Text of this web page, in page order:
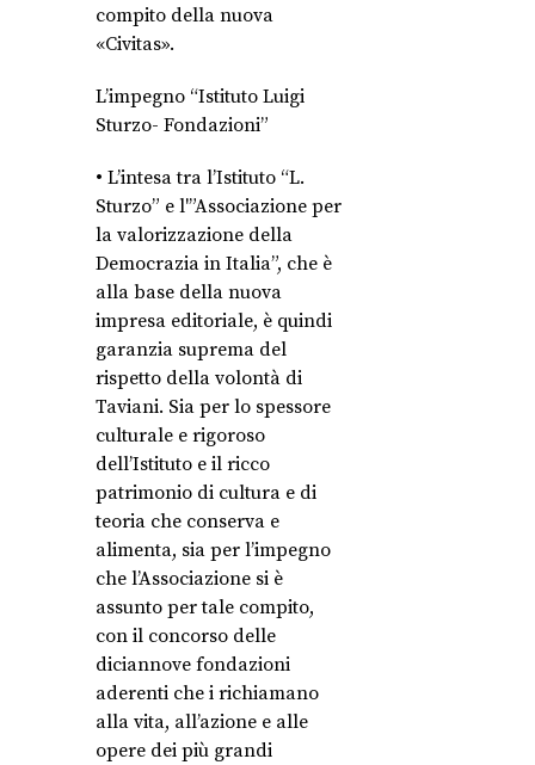
compito della nuova
«Civitas».
L’impegno “Istituto Luigi
Sturzo- Fondazioni”
• L’intesa tra l’Istituto “L.
Sturzo” e l'”Associazione per
la valorizzazione della
Democrazia in Italia”, che è
alla base della nuova
impresa editoriale, è quindi
garanzia suprema del
rispetto della volontà di
Taviani. Sia per lo spessore
culturale e rigoroso
dell’Istituto e il ricco
patrimonio di cultura e di
teoria che conserva e
alimenta, sia per l’impegno
che l’Associazione si è
assunto per tale compito,
con il concorso delle
diciannove fondazioni
aderenti che i richiamano
alla vita, all’azione e alle
opere dei più grandi